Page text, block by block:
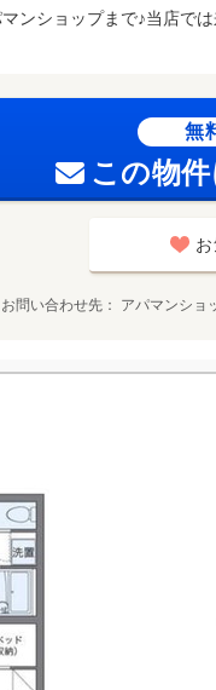
ンショップまで♪当店で
無
この物
お問い合わせ先 アパマンショ